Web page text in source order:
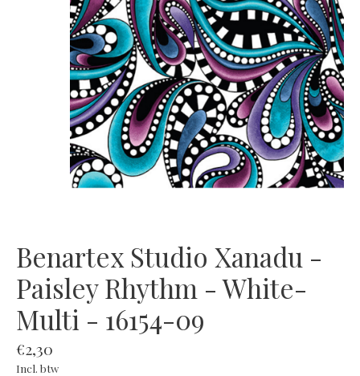
Benartex Studio Xanadu -
Paisley Rhythm - White-
Multi - 16154-09
€2,30
Incl. btw